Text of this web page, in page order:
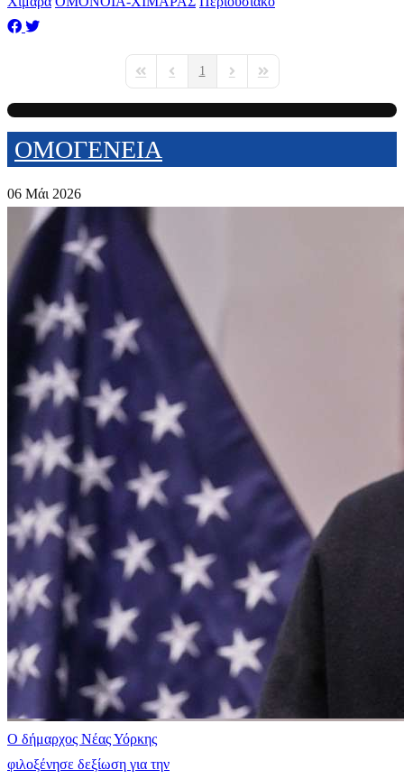
First PagePrevious Page
1
Next PageLast Page
ΟΜΟΓΕΝΕΙΑ
06 Μάι 2026
Ο δήμαρχος Νέας Υόρκης
φιλοξένησε δεξίωση για την